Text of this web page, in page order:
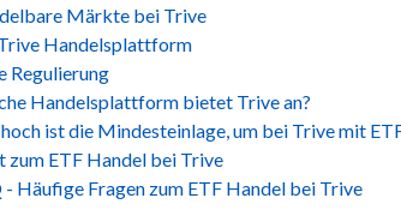
Märkte bei Trive
Handelsplattform
Regulierung
Handelsplattform bietet Trive an?
ist die Mindesteinlage, um bei Trive mit
zum ETF Handel bei Trive
- Häufige Fragen zum ETF Handel bei Trive